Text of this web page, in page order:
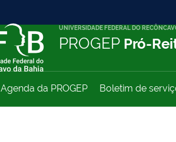
UNIVERSIDADE FEDERAL DO
PROGEP Pró-
Agenda da PROGEP Boletim de